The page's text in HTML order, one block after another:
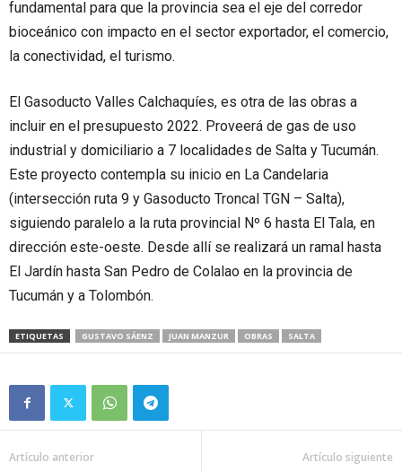
fundamental para que la provincia sea el eje del corredor
bioceánico con impacto en el sector exportador, el comercio,
la conectividad, el turismo.
El Gasoducto Valles Calchaquíes, es otra de las obras a
incluir en el presupuesto 2022. Proveerá de gas de uso
industrial y domiciliario a 7 localidades de Salta y Tucumán.
Este proyecto contempla su inicio en La Candelaria
(intersección ruta 9 y Gasoducto Troncal TGN – Salta),
siguiendo paralelo a la ruta provincial Nº 6 hasta El Tala, en
dirección este-oeste. Desde allí se realizará un ramal hasta
El Jardín hasta San Pedro de Colalao en la provincia de
Tucumán y a Tolombón.
ETIQUETAS GUSTAVO SÁENZ JUAN MANZUR OBRAS SALTA
Artículo anterior Artículo siguiente